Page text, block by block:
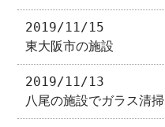
2019/11/15
東大阪市の施設
2019/11/13
八尾の施設でガラス清掃